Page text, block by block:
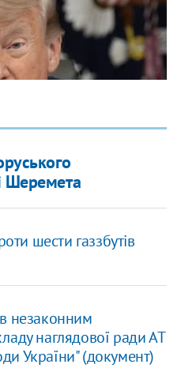
Шеремета
шести газзбутів
незаконним
наглядової ради АТ
України" (документ)